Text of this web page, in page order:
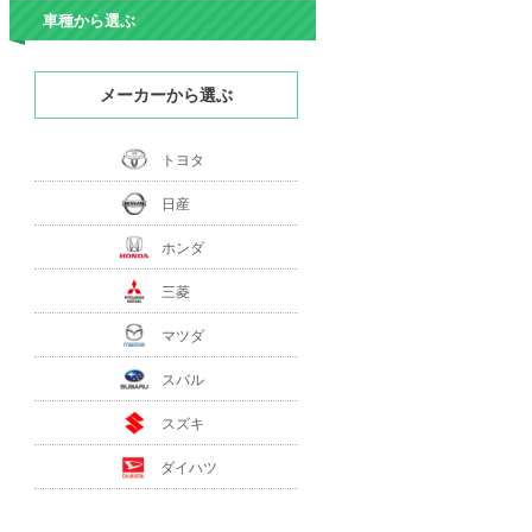
車種から選ぶ
メーカーから選ぶ
トヨタ
日産
ホンダ
三菱
マツダ
スバル
スズキ
ダイハツ